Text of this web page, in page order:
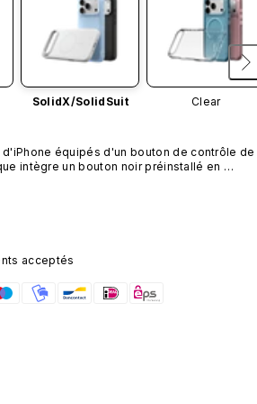
SolidX/SolidSuit Clear
équipés d'un bouton de contrôle de
intègre un bouton noir préinstallé en
acceptés